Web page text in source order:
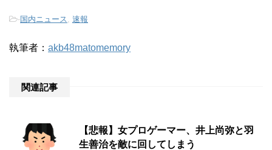
-国内ニュース 速報
執筆者： akb48matomemory
関連記事
【悲報】女プロゲーマー、井上尚弥と羽
生善治を敵に回してしまう